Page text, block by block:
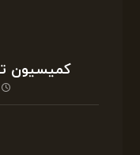
کمیسیون